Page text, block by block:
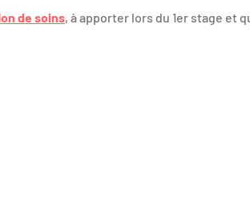
de soins, à apporter lors du 1er stage et